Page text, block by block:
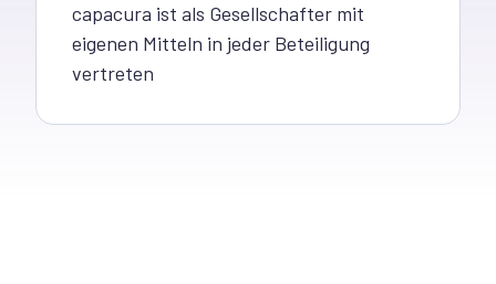
capacura ist als Gesellschafter mit
eigenen Mitteln in jeder Beteiligung
vertreten